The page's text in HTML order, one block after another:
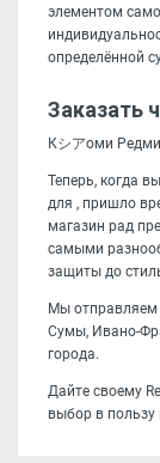
элементом
определённой
Заказать
Кシアоми
Теперь, когда
для , пришло
магазин рад
самыми
защиты до
Мы отправляем
Сумы, Ивано-
города.
Дайте своему
выбор в пользу